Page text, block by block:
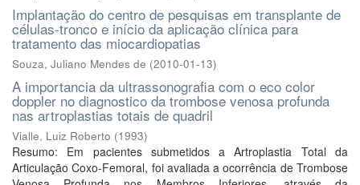
Implantação do centro de pesquisas em transplante de
células-tronco e início da aplicação clínica para
tratamento das miocardiopatias
Souza, Juliano Mendes de (2010-01-13)
A importancia da ultrassonografia com o eco color
doppler no diagnostico da trombose venosa profunda
nas artroplastias totais de quadril
Vialle, Luiz Roberto (1993)
Resumo: Em pacientes submetidos a Artroplastia Total da
Articulação Coxo-Femoral, foi avaliada a ocorrência de Trombose